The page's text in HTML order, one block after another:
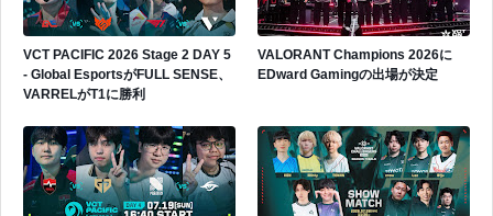
VCT PACIFIC 2026 Stage 2 DAY 5
- Global EsportsがFULL SENSE、
VARRELがT1に勝利
VALORANT Champions 2026に
EDward Gamingの出場が決定